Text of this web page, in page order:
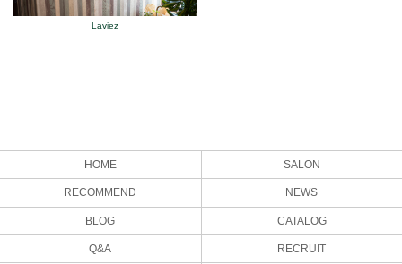
Laviez
HOME SALON
RECOMMEND NEWS
BLOG CATALOG
Q&A RECRUIT